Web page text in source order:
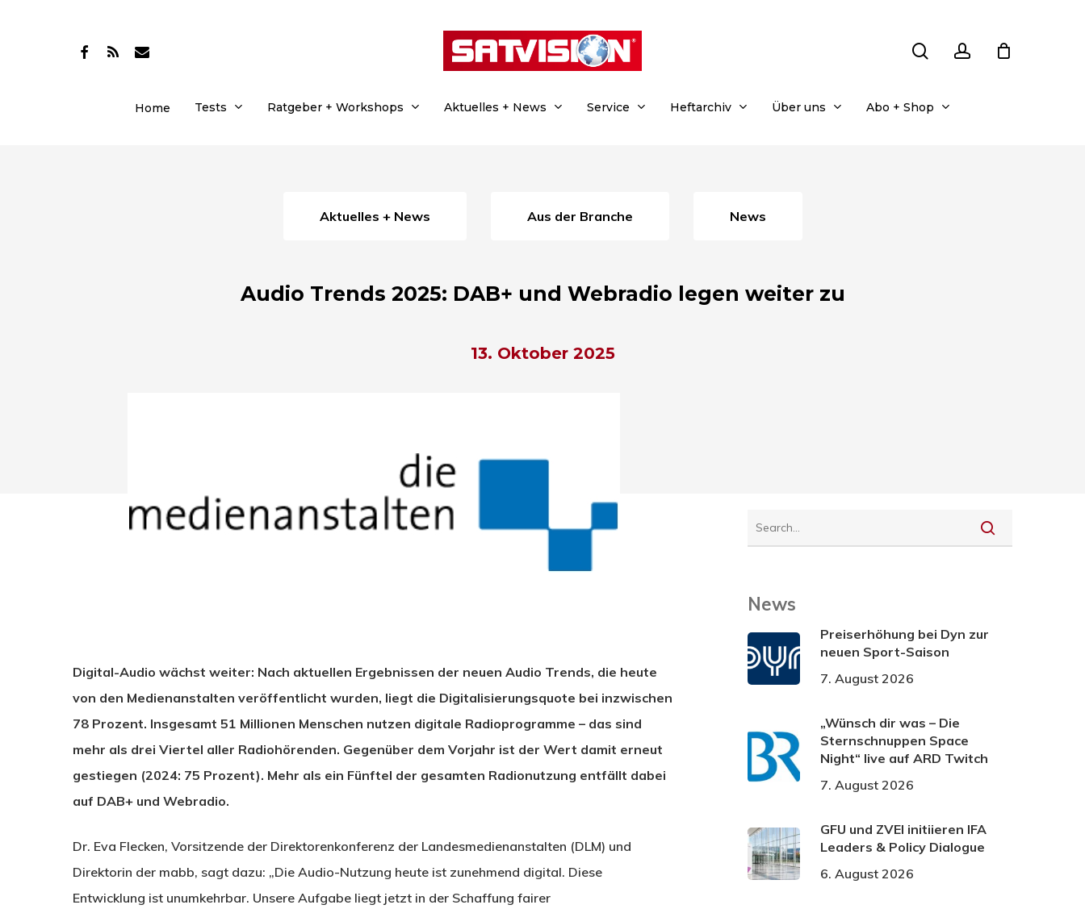
Drücken Sie Enter zum Suchen oder ESC zum Schließen.
facebook
RSS email
Home Tests Ratgeber + Workshops Aktuelles + News Service Heftarchiv Über uns Abo + Shop
Aktuelles + News Aus der Branche News
Audio Trends 2025: DAB+ und Webradio legen weiter zu
13. Oktober 2025
Digital-Audio wächst weiter: Nach aktuellen Ergebnissen der neuen Audio Trends, die heute
von den Medienanstalten veröffentlicht wurden, liegt die Digitalisierungsquote bei inzwischen
78 Prozent. Insgesamt 51 Millionen Menschen nutzen digitale Radioprogramme – das sind
mehr als drei Viertel aller Radiohörenden. Gegenüber dem Vorjahr ist der Wert damit erneut
gestiegen (2024: 75 Prozent). Mehr als ein Fünftel der gesamten Radionutzung entfällt dabei
auf DAB+ und Webradio.
Dr. Eva Flecken, Vorsitzende der Direktorenkonferenz der Landesmedienanstalten (DLM) und
Direktorin der mabb, sagt dazu: „Die Audio-Nutzung heute ist zunehmend digital. Diese
Entwicklung ist unumkehrbar. Unsere Aufgabe liegt jetzt in der Schaffung fairer
News
Preiserhöhung bei Dyn zur
neuen Sport-Saison
7. August 2026
„Wünsch dir was – Die
Sternschnuppen Space
Night“ live auf ARD Twitch
7. August 2026
GFU und ZVEI initiieren IFA
Leaders & Policy Dialogue
6. August 2026